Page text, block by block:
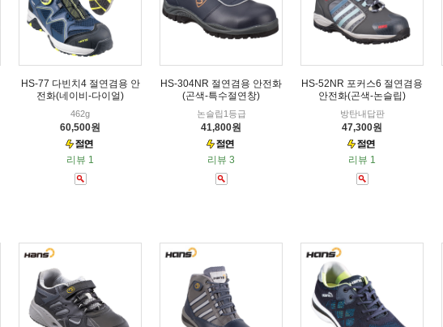
HS-77 다빈치4 절연겸용 안
전화(네이비-다이얼)
462g
60,500원
리뷰 1
HS-304NR 절연겸용 안전화
(곤색-특수절연창)
논슬립1등급
41,800원
리뷰 3
HS-52NR 포커스6 절연겸용
안전화(곤색-논슬립)
방탄내답판
47,300원
리뷰 1